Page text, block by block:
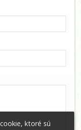
ktoré sú